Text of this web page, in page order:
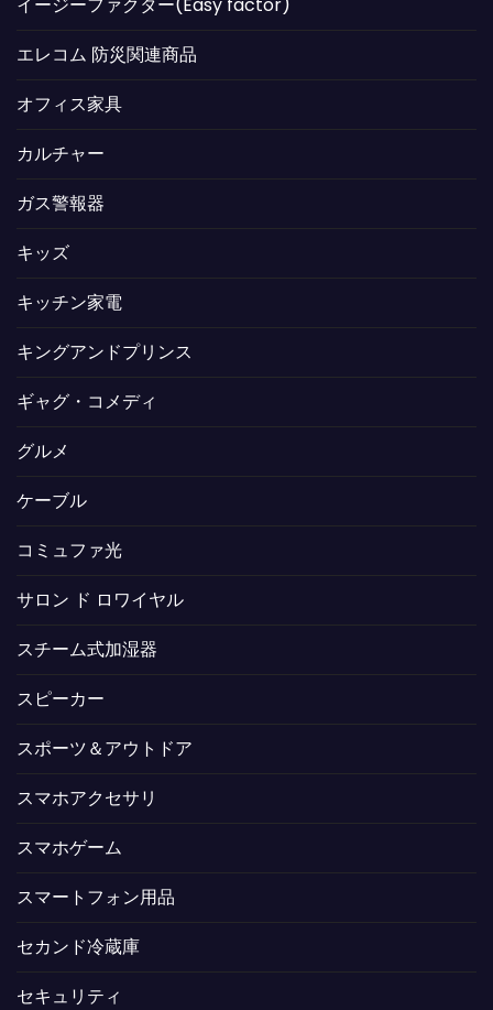
エレコム 防災関連商品
オフィス家具
カルチャー
ガス警報器
キッズ
キッチン家電
キングアンドプリンス
ギャグ・コメディ
グルメ
ケーブル
コミュファ光
サロン ド ロワイヤル
スチーム式加湿器
スピーカー
スポーツ＆アウトドア
スマホアクセサリ
スマホゲーム
スマートフォン用品
セカンド冷蔵庫
セキュリティ